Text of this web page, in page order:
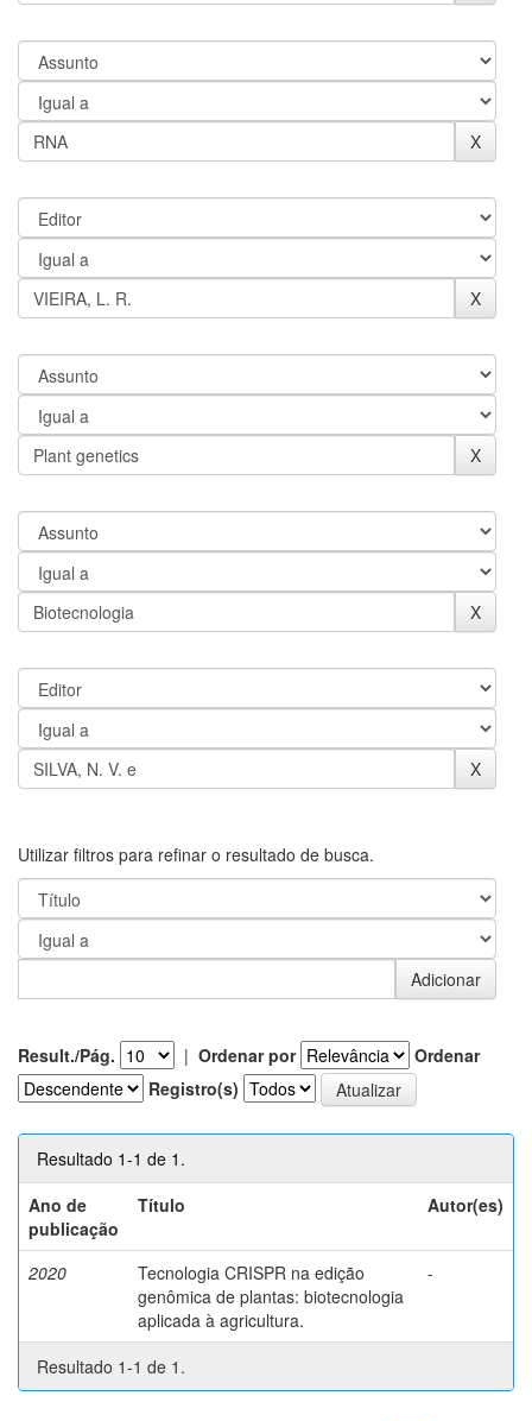
Utilizar filtros para refinar o resultado de busca.
Result./Pág. | Ordenar por
Ordenar
Registro(s)
Resultado 1-1 de 1.
Ano de
publicação
Título Autor(es)
2020
Tecnologia CRISPR na edição
genômica de plantas: biotecnologia
aplicada à agricultura.
-
Resultado 1-1 de 1.